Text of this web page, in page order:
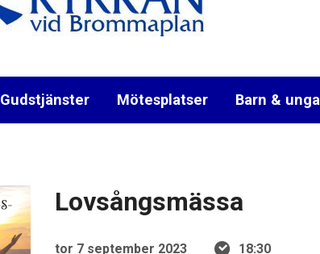
Gudstjänster Mötesplatser Barn & unga
Lovsångsmässa
tor 7 september 2023 18:30